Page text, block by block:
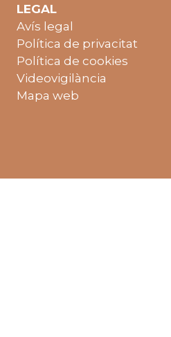
LEGAL
Avís legal
Política de privacitat
Política de cookies
Videovigilància
Mapa web